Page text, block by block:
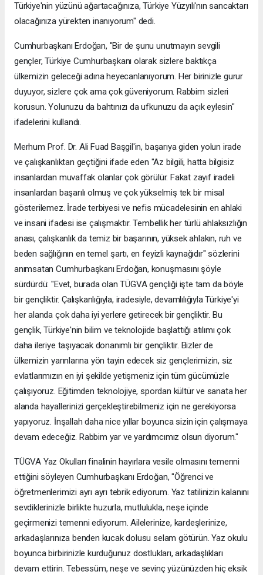
Türkiye'nin yüzünü ağartacağınıza, Türkiye Yüzyılı'nın sancaktarı
olacağınıza yürekten inanıyorum" dedi.
Cumhurbaşkanı Erdoğan, "Bir de şunu unutmayın sevgili
gençler, Türkiye Cumhurbaşkanı olarak sizlere baktıkça
ülkemizin geleceği adına heyecanlanıyorum. Her birinizle gurur
duyuyor, sizlere çok ama çok güveniyorum. Rabbim sizleri
korusun. Yolunuzu da bahtınızı da ufkunuzu da açık eylesin"
ifadelerini kullandı.
Merhum Prof. Dr. Ali Fuad Başgil'in, başarıya giden yolun irade
ve çalışkanlıktan geçtiğini ifade eden "Az bilgili, hatta bilgisiz
insanlardan muvaffak olanlar çok görülür. Fakat zayıf iradeli
insanlardan başarılı olmuş ve çok yükselmiş tek bir misal
gösterilemez. İrade terbiyesi ve nefis mücadelesinin en ahlaki
ve insani ifadesi ise çalışmaktır. Tembellik her türlü ahlaksızlığın
anası, çalışkanlık da temiz bir başarının, yüksek ahlakın, ruh ve
beden sağlığının en temel şartı, en feyizli kaynağıdır" sözlerini
anımsatan Cumhurbaşkanı Erdoğan, konuşmasını şöyle
sürdürdü: "Evet, burada olan TÜGVA gençliği işte tam da böyle
bir gençliktir. Çalışkanlığıyla, iradesiyle, devamlılığıyla Türkiye'yi
her alanda çok daha iyi yerlere getirecek bir gençliktir. Bu
gençlik, Türkiye'nin bilim ve teknolojide başlattığı atılımı çok
daha ileriye taşıyacak donanımlı bir gençliktir. Bizler de
ülkemizin yarınlarına yön tayin edecek siz gençlerimizin, siz
evlatlarımızın en iyi şekilde yetişmeniz için tüm gücümüzle
çalışıyoruz. Eğitimden teknolojiye, spordan kültür ve sanata her
alanda hayallerinizi gerçekleştirebilmeniz için ne gerekiyorsa
yapıyoruz. İnşallah daha nice yıllar boyunca sizin için çalışmaya
devam edeceğiz. Rabbim yar ve yardımcımız olsun diyorum."
TÜGVA Yaz Okulları finalinin hayırlara vesile olmasını temenni
ettiğini söyleyen Cumhurbaşkanı Erdoğan, "Öğrenci ve
öğretmenlerimizi ayrı ayrı tebrik ediyorum. Yaz tatilinizin kalanını
sevdiklerinizle birlikte huzurla, mutlulukla, neşe içinde
geçirmenizi temenni ediyorum. Ailelerinize, kardeşlerinize,
arkadaşlarınıza benden kucak dolusu selam götürün. Yaz okulu
boyunca birbirinizle kurduğunuz dostlukları, arkadaşlıkları
devam ettirin. Tebessüm, neşe ve sevinç yüzünüzden hiç eksik